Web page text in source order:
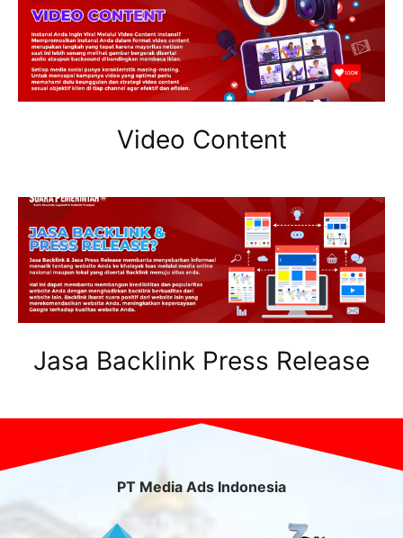
Video Content
Jasa Backlink Press Release
PT Media Ads Indonesia